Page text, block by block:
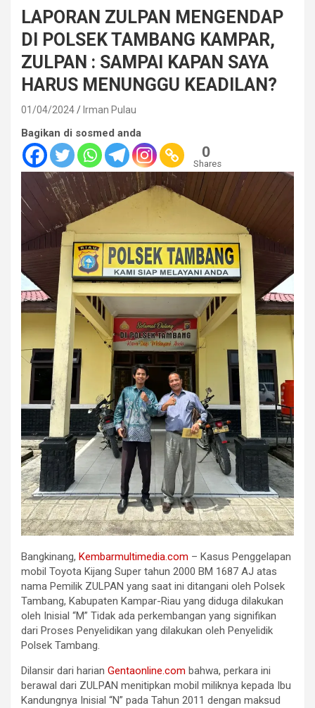
LAPORAN ZULPAN MENGENDAP
DI POLSEK TAMBANG KAMPAR,
ZULPAN : SAMPAI KAPAN SAYA
HARUS MENUNGGU KEADILAN?
01/04/2024 Irman Pulau
Bagikan di sosmed anda
0
Shares
Bangkinang, Kembarmultimedia.com – Kasus Penggelapan
mobil Toyota Kijang Super tahun 2000 BM 1687 AJ atas
nama Pemilik ZULPAN yang saat ini ditangani oleh Polsek
Tambang, Kabupaten Kampar-Riau yang diduga dilakukan
oleh Inisial “M” Tidak ada perkembangan yang signifikan
dari Proses Penyelidikan yang dilakukan oleh Penyelidik
Polsek Tambang.
Dilansir dari harian Gentaonline.com bahwa, perkara ini
berawal dari ZULPAN menitipkan mobil miliknya kepada Ibu
Kandungnya Inisial “N” pada Tahun 2011 dengan maksud